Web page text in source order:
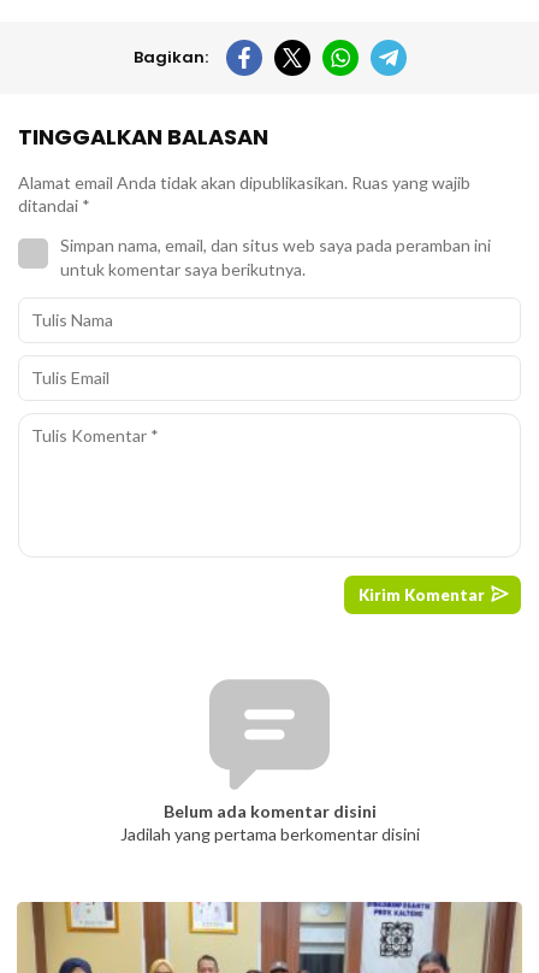
Bagikan:
TINGGALKAN BALASAN
Alamat email Anda tidak akan dipublikasikan. Ruas yang wajib
ditandai *
Simpan nama, email, dan situs web saya pada peramban ini
untuk komentar saya berikutnya.
Belum ada komentar disini
Jadilah yang pertama berkomentar disini